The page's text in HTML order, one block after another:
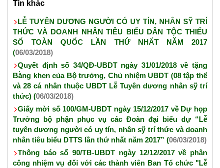
Tin khác
LỄ TUYÊN DƯƠNG NGƯỜI CÓ UY TÍN, NHÂN SỸ TRÍ
THỨC VÀ DOANH NHÂN TIÊU BIỂU DÂN TỘC THIỂU
SỐ TOÀN QUỐC LẦN THỨ NHẤT NĂM 2017
(06/03/2018)
Quyết định số 34/QĐ-UBDT ngày 31/01/2018 về tặng
Bằng khen của Bộ trưởng, Chủ nhiệm UBDT (08 tập thể
và 28 cá nhân thuộc UBDT Lễ Tuyên dương nhân sỹ trí
thức) (06/03/2018)
Giấy mời số 100/GM-UBDT ngày 15/12/2017 về Dự họp
Trưởng bộ phận phục vụ các Đoàn đại biểu dự “Lễ
tuyên dương người có uy tín, nhân sỹ trí thức và doanh
nhân tiêu biểu DTTS lần thứ nhất năm 2017” (06/03/2018)
Thông báo số 90/TB-UBDT ngày 12/12/2017 về phân
công nhiệm vụ đối với các thành viên Ban Tổ chức "Lễ